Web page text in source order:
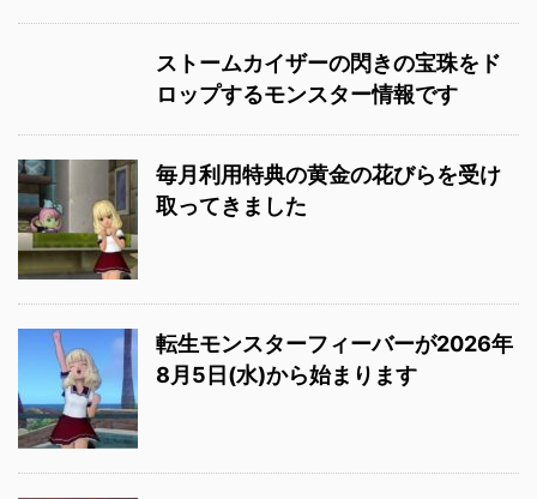
ストームカイザーの閃きの宝珠をド
ロップするモンスター情報です
毎月利用特典の黄金の花びらを受け
取ってきました
転生モンスターフィーバーが2026年
8月5日(水)から始まります